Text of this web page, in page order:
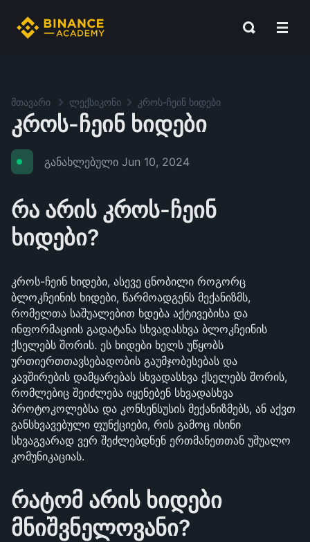
მთავარი ლექსიკონი კროს-ჩეინ ხიდები
კროს-ჩეინ ხიდები
განახლებული Jun 10, 2024
რა არის კროს-ჩეინ
ხიდები?
კროს-ჩეინ ხიდები, ასევე ცნობილი როგორც
ბლოკჩეინის ხიდები, წარმოადგენს მექანიზმს,
რომელთა საშუალებით ხდება აქტივებისა და
ინფორმაციის გადატანა სხვადასხვა ბლოკჩეინის
ქსელებს შორის. ეს ხიდები ხელს უწყობს
ურთიერთთავსებადობის გაუმჯობესებას და
კავშირების დამყარებას სხვადასხვა ქსელებს შორის,
რომლებიც შეიძლება იყენებენ სხვადასხვა
პროტოკოლებსა და კონსენსუსის მექანიზმებს, ან აქვთ
განსხვავებული ფუნქციები, რის გამოც ისინი
სხვაგვარად ვერ შეძლებდნენ ერთმანეთთან უშუალო
კომუნიკაციას.
რატომ არის ხიდები
მნიშვნელოვანი?